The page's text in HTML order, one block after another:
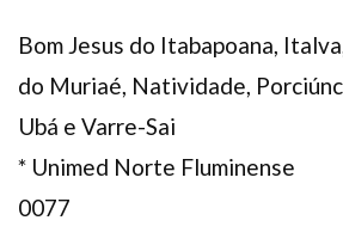
Bom Jesus do Itabapoana,
do Muriaé, Natividade,
Ubá e Varre-Sai
* Unimed Norte Fluminense
0077